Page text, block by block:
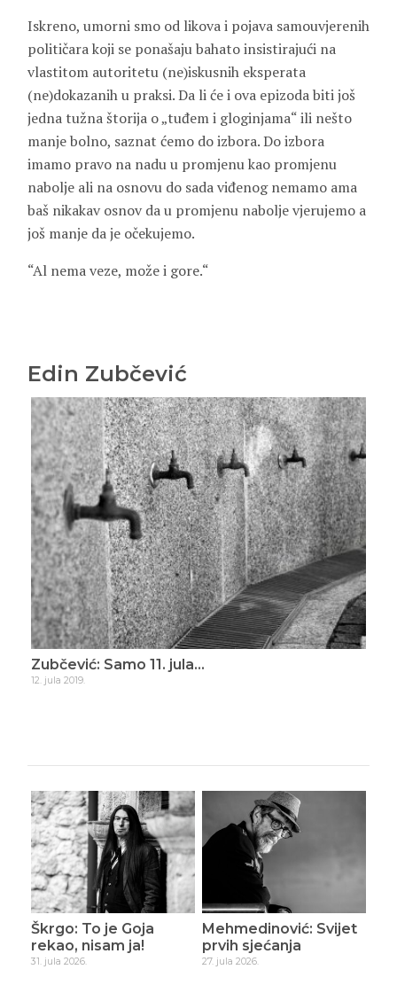
Iskreno, umorni smo od likova i pojava samouvjerenih
političara koji se ponašaju bahato insistirajući na
vlastitom autoritetu (ne)iskusnih eksperata
(ne)dokazanih u praksi. Da li će i ova epizoda biti još
jedna tužna štorija o „tuđem i gloginjama“ ili nešto
manje bolno, saznat ćemo do izbora. Do izbora
imamo pravo na nadu u promjenu kao promjenu
nabolje ali na osnovu do sada viđenog nemamo ama
baš nikakav osnov da u promjenu nabolje vjerujemo a
još manje da je očekujemo.
“Al nema veze, može i gore.“
Edin Zubčević
Zubčević: Samo 11. jula…
12. jula 2019.
Škrgo: To je Goja
rekao, nisam ja!
31. jula 2026.
Mehmedinović: Svijet
prvih sjećanja
27. jula 2026.